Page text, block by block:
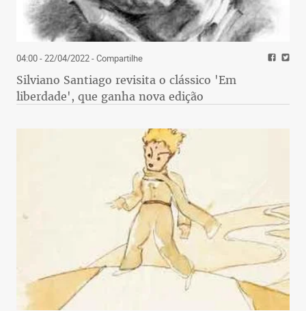
04:00 - 22/04/2022- Compartilhe
Silviano Santiago revisita o clássico 'Em
liberdade', que ganha nova edição